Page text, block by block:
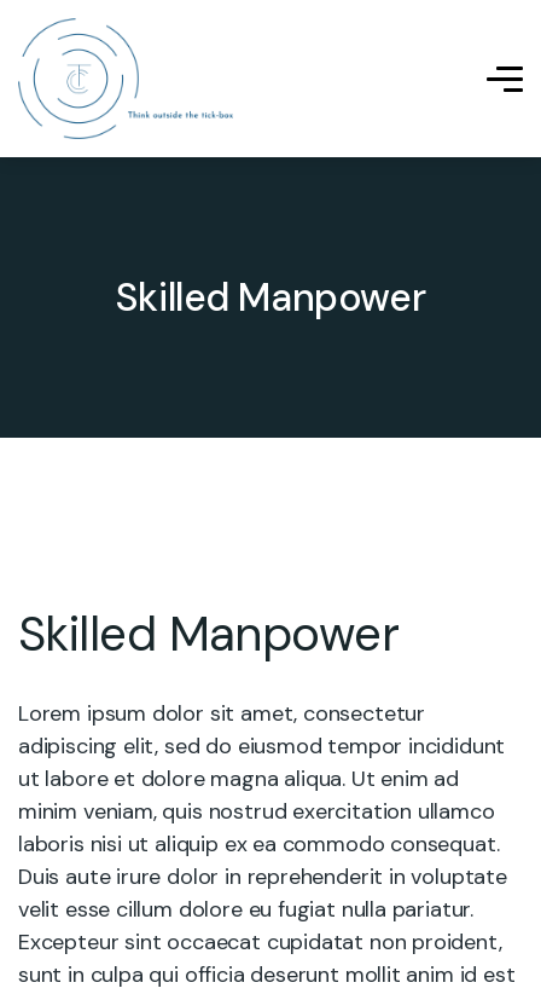
Skilled Manpower
Skilled Manpower
Lorem ipsum dolor sit amet, consectetur
adipiscing elit, sed do eiusmod tempor incididunt
ut labore et dolore magna aliqua. Ut enim ad
minim veniam, quis nostrud exercitation ullamco
laboris nisi ut aliquip ex ea commodo consequat.
Duis aute irure dolor in reprehenderit in voluptate
velit esse cillum dolore eu fugiat nulla pariatur.
Excepteur sint occaecat cupidatat non proident,
sunt in culpa qui officia deserunt mollit anim id est